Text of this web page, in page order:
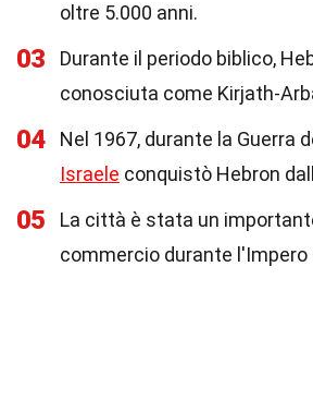
oltre 5.000 anni.
03
Durante il periodo biblico,
conosciuta come Kirjath-
04
Nel 1967, durante la Guerra
Israele conquistò Hebron
05
La città è stata un
commercio durante l'Impero